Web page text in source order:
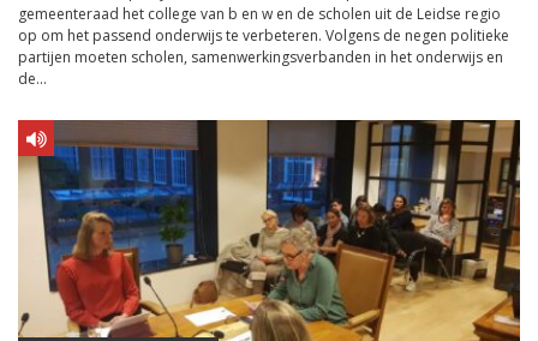
gemeenteraad het college van b en w en de scholen uit de Leidse regio
op om het passend onderwijs te verbeteren. Volgens de negen politieke
partijen moeten scholen, samenwerkingsverbanden in het onderwijs en
de...